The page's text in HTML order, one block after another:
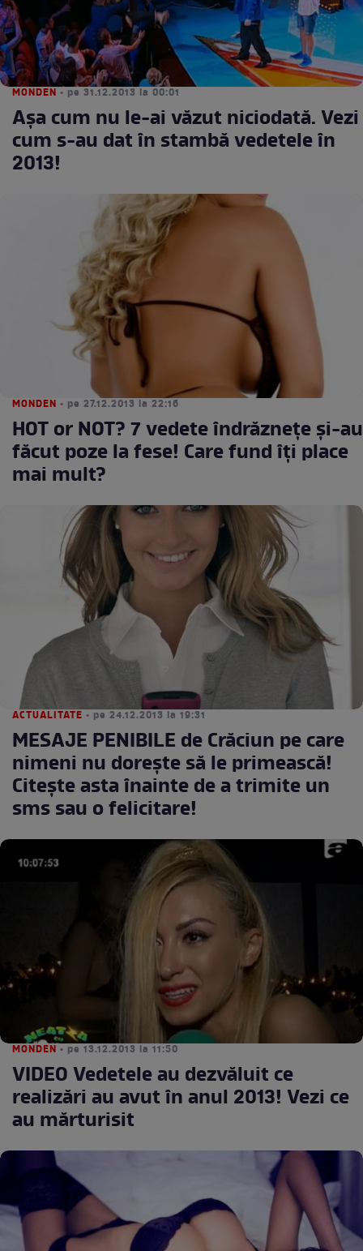
MONDEN • pe 31.12.2013 la 00:01
Aşa cum nu le-ai văzut niciodată. Vezi
cum s-au dat în stambă vedetele în
2013!
MONDEN • pe 27.12.2013 la 22:16
HOT or NOT? 7 vedete îndrăzneţe şi-au
făcut poze la fese! Care fund îţi place
mai mult?
ACTUALITATE • pe 24.12.2013 la 19:31
MESAJE PENIBILE de Crăciun pe care
nimeni nu doreşte să le primească!
Citeşte asta înainte de a trimite un
sms sau o felicitare!
MONDEN • pe 13.12.2013 la 11:50
VIDEO Vedetele au dezvăluit ce
realizări au avut în anul 2013! Vezi ce
au mărturisit